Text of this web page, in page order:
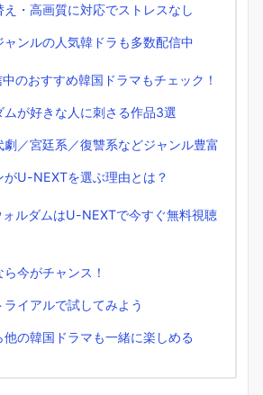
・高画質に対応でストレスなし
ャンルの人気韓ドラも多数配信中
のおすすめ韓国ドラマもチェック！
ムが好きな人に刺さる作品3選
劇／宮廷系／復讐系などジャンル豊富
がU-NEXTを選ぶ理由とは？
ォルダムはU-NEXTで今すぐ無料視聴
今がチャンス！
ライアルで試してみよう
の韓国ドラマも一緒に楽しめる